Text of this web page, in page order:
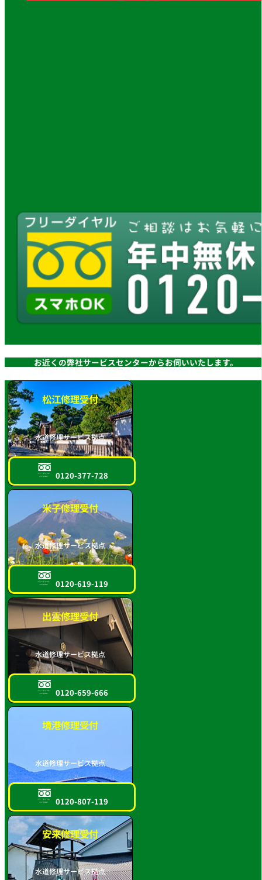
お近くの弊社サービスセンターからお伺いいたします。
松江修理受付
水道修理サービス拠点
フリーダイヤル
スマホOK!! 0120-377-728
米子修理受付
水道修理サービス拠点
フリーダイヤル
スマホOK!! 0120-619-119
出雲修理受付
水道修理サービス拠点
フリーダイヤル
スマホOK!! 0120-659-666
境港修理受付
水道修理サービス拠点
フリーダイヤル
スマホOK!! 0120-807-119
安来修理受付
水道修理サービス拠点